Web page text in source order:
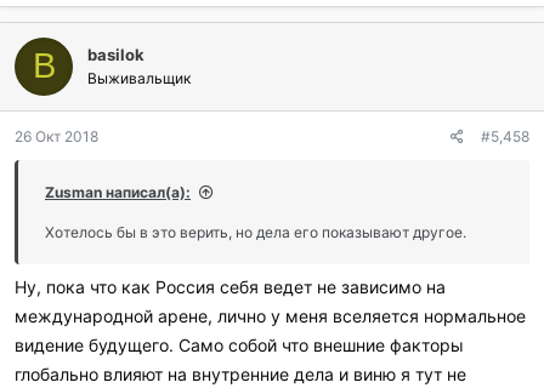
B basilok
Выживальщик
26 Окт 2018 #5,458
Zusman написал(а):
Хотелось бы в это верить, но дела его показывают другое.
Ну, пока что как Россия себя ведет не зависимо на
международной арене, лично у меня вселяется нормальное
видение будущего. Само собой что внешние факторы
глобально влияют на внутренние дела и виню я тут не